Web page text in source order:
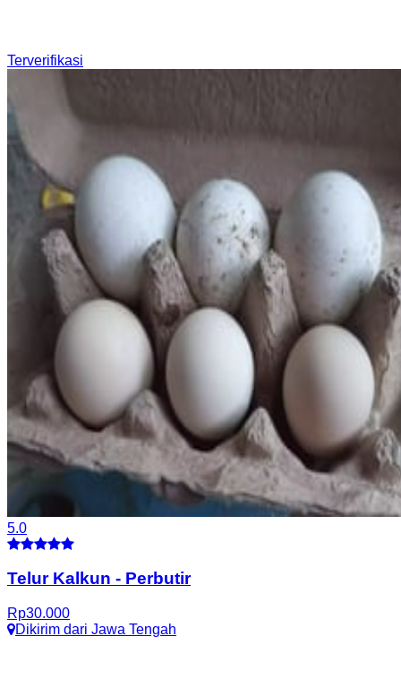
Terverifikasi
5.0
Telur Kalkun - Perbutir
Rp30.000
Dikirim dari Jawa Tengah